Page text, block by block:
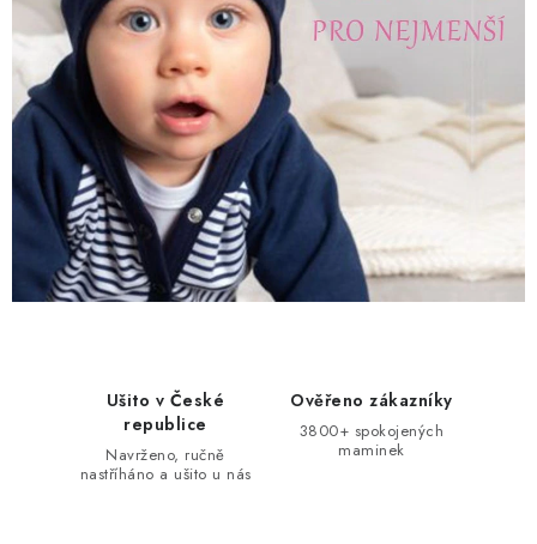
Ušito v České
republice
Navrženo, ručně
nastříháno a ušito u nás
Ověřeno zákazníky
3800+ spokojených
maminek